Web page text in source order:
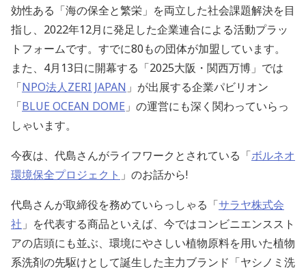
効性ある「海の保全と繁栄」を両立した社会課題解決を目
指し、2022年12月に発足した企業連合による活動プラッ
トフォームです。すでに80もの団体が加盟しています。
また、4月13日に開幕する「2025大阪・関西万博」では
「NPO法人ZERI JAPAN 」が出展する企業パビリオン
「BLUE OCEAN DOME 」の運営にも深く関わっていらっ
しゃいます。
今夜は、代島さんがライフワークとされている「ボルネオ
環境保全プロジェクト 」のお話から!
代島さんが取締役を務めていらっしゃる「サラヤ株式会
社 」を代表する商品といえば、今ではコンビニエンススト
アの店頭にも並ぶ、環境にやさしい植物原料を用いた植物
系洗剤の先駆けとして誕生した主力ブランド「ヤシノミ洗